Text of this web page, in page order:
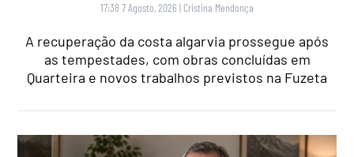
17:38 7 Agosto, 2026 | Cristina Mendonça
A recuperação da costa algarvia prossegue após
as tempestades, com obras concluídas em
Quarteira e novos trabalhos previstos na Fuzeta